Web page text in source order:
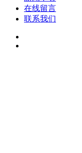
在线留言
联系我们